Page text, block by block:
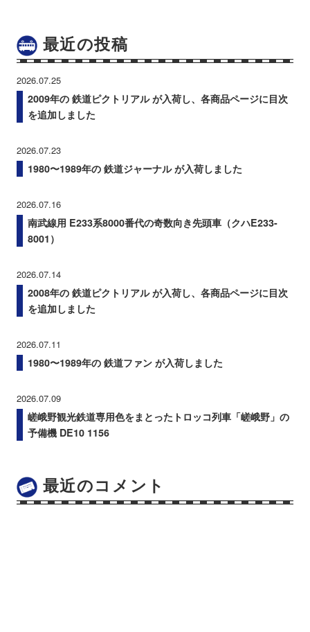
最近の投稿
2026.07.25
2009年の 鉄道ピクトリアル が入荷し、各商品ページに目次
を追加しました
2026.07.23
1980〜1989年の 鉄道ジャーナル が入荷しました
2026.07.16
南武線用 E233系8000番代の奇数向き先頭車（クハE233-
8001）
2026.07.14
2008年の 鉄道ピクトリアル が入荷し、各商品ページに目次
を追加しました
2026.07.11
1980〜1989年の 鉄道ファン が入荷しました
2026.07.09
嵯峨野観光鉄道専用色をまとったトロッコ列車「嵯峨野」の
予備機 DE10 1156
最近のコメント